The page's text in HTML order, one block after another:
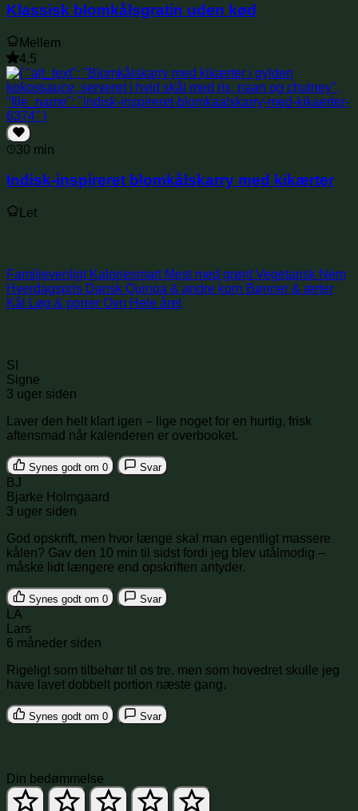
Klassisk blomkålsgratin uden kød
Mellem
4,5
30 min
Indisk-inspireret blomkålskarry med kikærter
Let
Familievenligt Kaloriesmart Mest med grønt Vegetarisk Nem
Hverdagspris Dansk Quinoa & andre korn Bønner & ærter
Kål
Løg & porrer Ovn Hele året
SI
Signe
3 uger siden
Laver den helt klart igen – lige noget for en hurtig, frisk
aftensmad når kalenderen er overbooket.
Synes godt om 0 Svar
BJ
Bjarke Holmgaard
3 uger siden
God opskrift, men hvor længe skal man egentligt massere
kålen? Gav den 10 min til sidst fordi jeg blev utålmodig –
måske lidt længere end opskriften antyder.
Synes godt om 0 Svar
LA
Lars
6 måneder siden
Rigeligt som tilbehør til os tre, men som hovedret skulle jeg
have lavet dobbelt portion næste gang.
Synes godt om 0 Svar
Din bedømmelse